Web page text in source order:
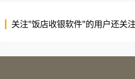
关注"饭店收银软件"的用户还关